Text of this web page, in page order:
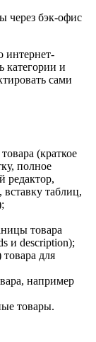
через бэк-офис
интернет-
категории и
сами
(краткое
полное
редактор,
таблиц,
товара
и description);
для
например
товары.